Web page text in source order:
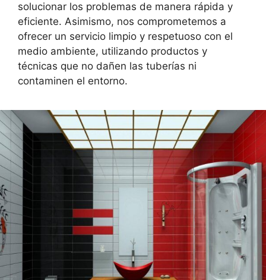
solucionar los problemas de manera rápida y
eficiente. Asimismo, nos comprometemos a
ofrecer un servicio limpio y respetuoso con el
medio ambiente, utilizando productos y
técnicas que no dañen las tuberías ni
contaminen el entorno.